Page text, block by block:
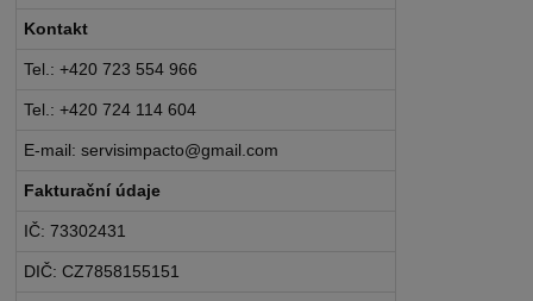
Kontakt
Tel.: +420 723 554 966
Tel.: +420 724 114 604
E-mail: servisimpacto@gmail.com
Fakturační údaje
IČ: 73302431
DIČ: CZ7858155151